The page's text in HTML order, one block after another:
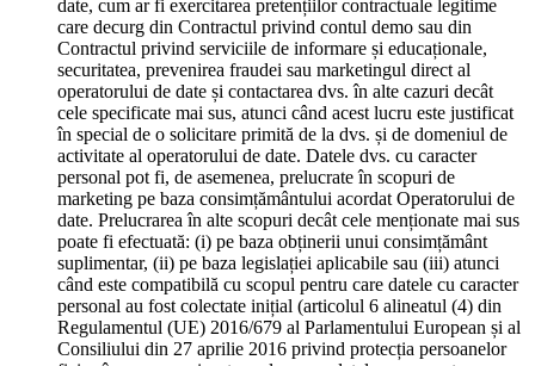
date, cum ar fi exercitarea pretențiilor contractuale legitime
care decurg din Contractul privind contul demo sau din
Contractul privind serviciile de informare și educaționale,
securitatea, prevenirea fraudei sau marketingul direct al
operatorului de date și contactarea dvs. în alte cazuri decât
cele specificate mai sus, atunci când acest lucru este justificat
în special de o solicitare primită de la dvs. și de domeniul de
activitate al operatorului de date. Datele dvs. cu caracter
personal pot fi, de asemenea, prelucrate în scopuri de
marketing pe baza consimțământului acordat Operatorului de
date. Prelucrarea în alte scopuri decât cele menționate mai sus
poate fi efectuată: (i) pe baza obținerii unui consimțământ
suplimentar, (ii) pe baza legislației aplicabile sau (iii) atunci
când este compatibilă cu scopul pentru care datele cu caracter
personal au fost colectate inițial (articolul 6 alineatul (4) din
Regulamentul (UE) 2016/679 al Parlamentului European și al
Consiliului din 27 aprilie 2016 privind protecția persoanelor